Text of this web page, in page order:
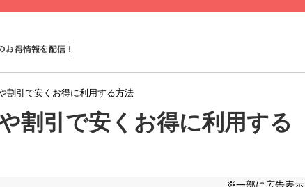
割引で安くお得に利用する方法
割引で安くお得に利用する